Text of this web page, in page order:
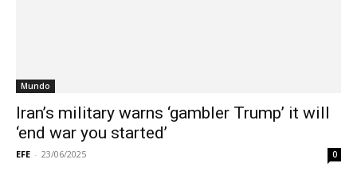
Mundo
Iran’s military warns ‘gambler Trump’ it will
‘end war you started’
EFE - 23/06/2025 0